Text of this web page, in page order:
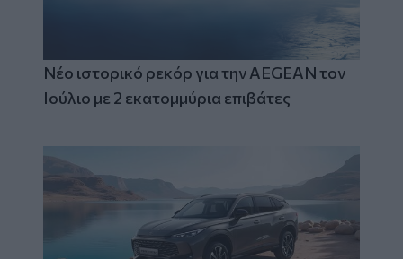
Νέο ιστορικό ρεκόρ για την AEGEAN τον
Ιούλιο με 2 εκατομμύρια επιβάτες